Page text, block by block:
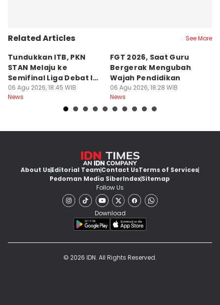
Related Articles See More
Tundukkan ITB, PKN
STAN Melaju ke
Semifinal Liga Debat IDN
Times 2026
06 Agu 2026, 18:45 WIB
News
FGT 2026, Saat Guru
Bergerak Mengubah
Wajah Pendidikan
06 Agu 2026, 18:28 WIB
News
About UsEditorial TeamContact UsTerms of Services
Pedoman Media SiberIndexSitemap
Follow Us
Download
© 2026 IDN. All Rights Reserved.